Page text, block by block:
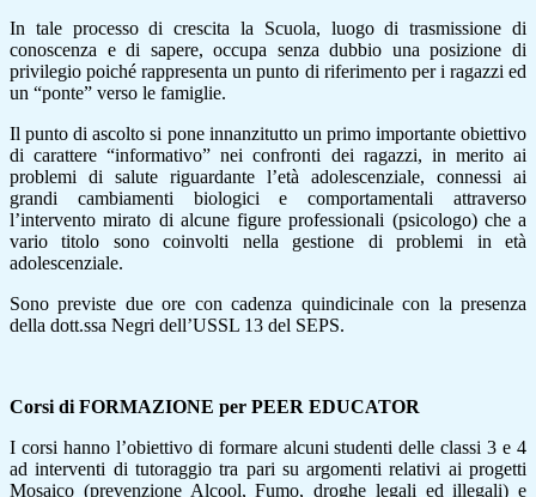
In tale processo di crescita la Scuola, luogo di trasmissione di
conoscenza e di sapere, occupa senza dubbio una posizione di
privilegio poiché rappresenta un punto di riferimento per i ragazzi ed
un “ponte” verso le famiglie.
Il punto di ascolto si pone innanzitutto un primo importante obiettivo
di carattere “informativo” nei confronti dei ragazzi, in merito ai
problemi di salute riguardante l’età adolescenziale, connessi ai
grandi cambiamenti biologici e comportamentali attraverso
l’intervento mirato di alcune figure professionali (psicologo) che a
vario titolo sono coinvolti nella gestione di problemi in età
adolescenziale.
Sono previste due ore con cadenza quindicinale con la presenza
della dott.ssa Negri dell’USSL 13 del SEPS.
Corsi di FORMAZIONE per PEER EDUCATOR
I corsi hanno l’obiettivo di formare alcuni studenti delle classi 3 e 4
ad interventi di tutoraggio tra pari su argomenti relativi ai progetti
Mosaico (prevenzione Alcool, Fumo, droghe legali ed illegali) e